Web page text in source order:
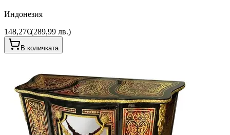
Индонезия
148,27€(289,99 лв.)
В количката